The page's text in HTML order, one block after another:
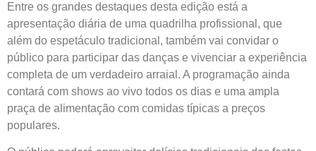
Entre os grandes destaques desta edição está a
apresentação diária de uma quadrilha profissional, que
além do espetáculo tradicional, também vai convidar o
público para participar das danças e vivenciar a experiência
completa de um verdadeiro arraial. A programação ainda
contará com shows ao vivo todos os dias e uma ampla
praça de alimentação com comidas típicas a preços
populares.